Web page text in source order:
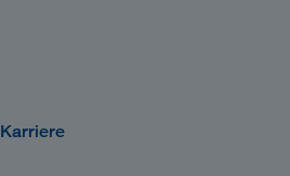
Karriere